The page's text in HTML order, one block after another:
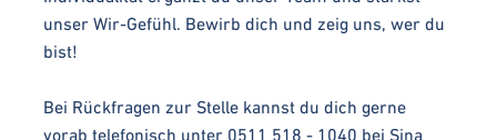
unser Wir-Gefühl. Bewirb dich und zeig uns, wer du
bist!
Bei Rückfragen zur Stelle kannst du dich gerne
vorab telefonisch unter 0511 518 - 1040 bei Sina